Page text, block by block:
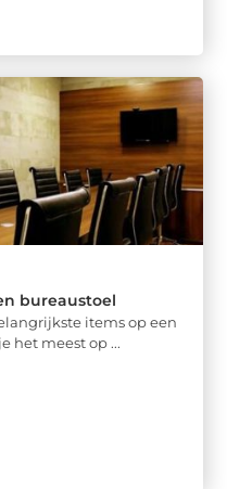
bureaustoel
items op een
het meest op ...